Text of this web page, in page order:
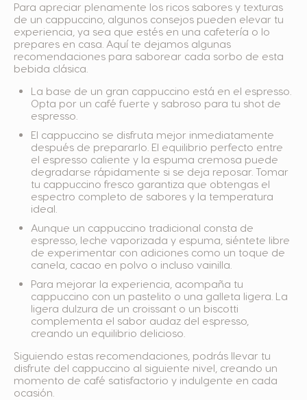
Para apreciar plenamente los ricos sabores y texturas
de un cappuccino, algunos consejos pueden elevar tu
experiencia, ya sea que estés en una cafetería o lo
prepares en casa. Aquí te dejamos algunas
recomendaciones para saborear cada sorbo de esta
bebida clásica.
La base de un gran cappuccino está en el espresso.
Opta por un café fuerte y sabroso para tu shot de
espresso.
El cappuccino se disfruta mejor inmediatamente
después de prepararlo. El equilibrio perfecto entre
el espresso caliente y la espuma cremosa puede
degradarse rápidamente si se deja reposar. Tomar
tu cappuccino fresco garantiza que obtengas el
espectro completo de sabores y la temperatura
ideal.
Aunque un cappuccino tradicional consta de
espresso, leche vaporizada y espuma, siéntete libre
de experimentar con adiciones como un toque de
canela, cacao en polvo o incluso vainilla.
Para mejorar la experiencia, acompaña tu
cappuccino con un pastelito o una galleta ligera. La
ligera dulzura de un croissant o un biscotti
complementa el sabor audaz del espresso,
creando un equilibrio delicioso.
Siguiendo estas recomendaciones, podrás llevar tu
disfrute del cappuccino al siguiente nivel, creando un
momento de café satisfactorio y indulgente en cada
ocasión.